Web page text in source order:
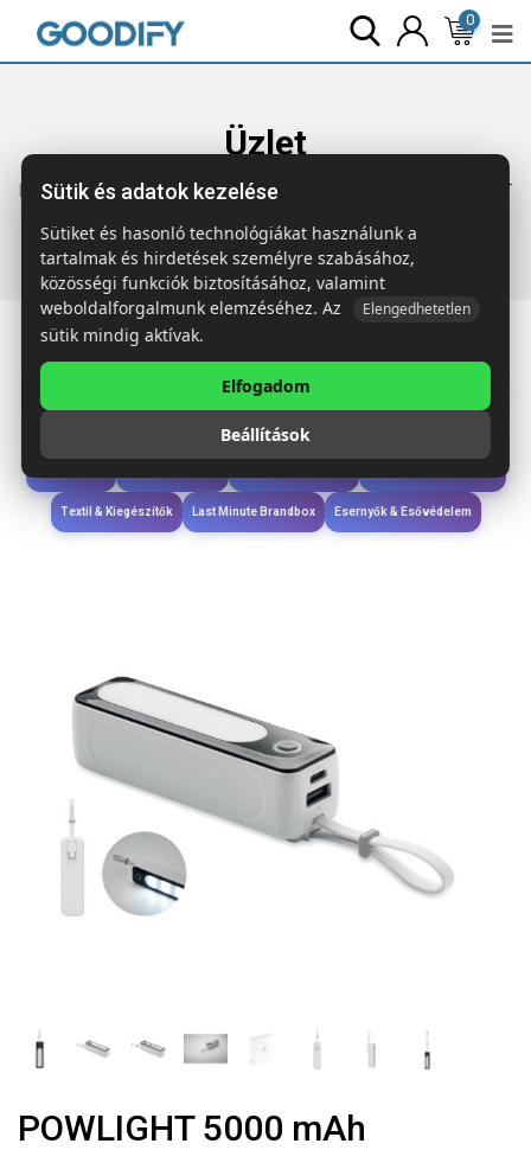
0
Üzlet
Főoldal Termékek Technológia & Kiegészítők
POWLIGHT
5000 mAh powerbank COB fénnyel
Étkezés & Ivás
Wellness & Ápolás
Textil & Kiegészítők Last Minute Brandbox Esernyők & Esővédelem
POWLIGHT 5000 mAh
Sütik és adatok kezelése
Sütiket és hasonló technológiákat használunk a
tartalmak és hirdetések személyre szabásához,
közösségi funkciók biztosításához, valamint
weboldalforgalmunk elemzéséhez. Az
Elengedhetetlen
sütik mindig aktívak.
Elfogadom
Beállítások